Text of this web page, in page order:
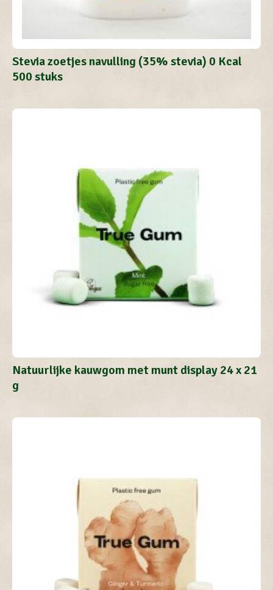
Stevia zoetjes navulling (35% stevia) 0 Kcal
500 stuks
Natuurlijke kauwgom met munt display 24 x 21
g